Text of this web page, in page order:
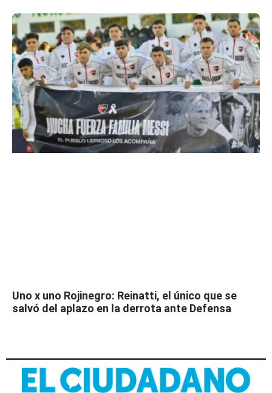
Uno x uno Rojinegro: Reinatti, el único que se
salvó del aplazo en la derrota ante Defensa